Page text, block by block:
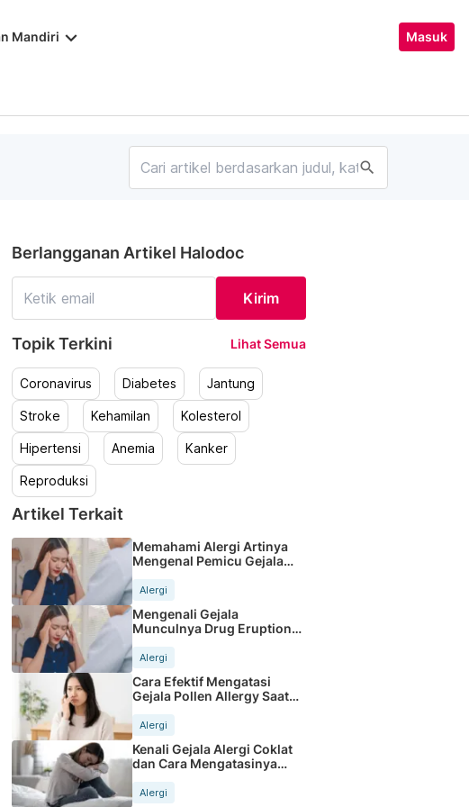
Mandiri keyboard_arrow_down Masuk
search
Berlangganan Artikel Halodoc
Kirim
Topik Terkini Lihat Semua
Coronavirus Diabetes Jantung
Stroke Kehamilan Kolesterol
Hipertensi Anemia Kanker
Reproduksi
Artikel Terkait
Memahami Alergi Artinya
Mengenal Pemicu Gejala
Tubuh
Alergi
Mengenali Gejala
Munculnya Drug Eruption
Pada Kulit Anda
Alergi
Cara Efektif Mengatasi
Gejala Pollen Allergy Saat
Alergi
Kenali Gejala Alergi Coklat
dan Cara Mengatasinya
Alergi